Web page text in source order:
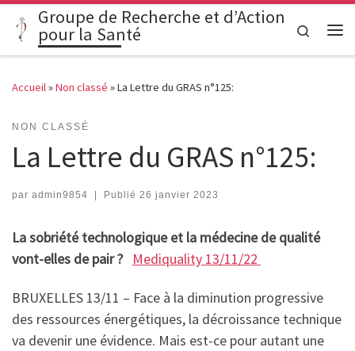
Passer au contenu
Groupe de Recherche et d’Action
pour la Santé
Search
Accueil»Non classé »La Lettre du GRAS n°125:
NON CLASSÉ
La Lettre du GRAS n°125:
par admin9854 Publié 26 janvier 2023
La sobriété technologique et la médecine de qualité
vont-elles de pair ? Mediquality 13/11/22
BRUXELLES 13/11 – Face à la diminution progressive
des ressources énergétiques, la décroissance technique
va devenir une évidence. Mais est-ce pour autant une